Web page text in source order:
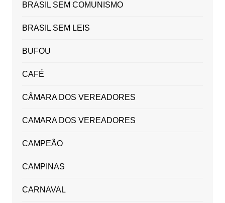
BRASIL SEM COMUNISMO
BRASIL SEM LEIS
BUFOU
CAFÉ
CÂMARA DOS VEREADORES
CAMARA DOS VEREADORES
CAMPEÃO
CAMPINAS
CARNAVAL